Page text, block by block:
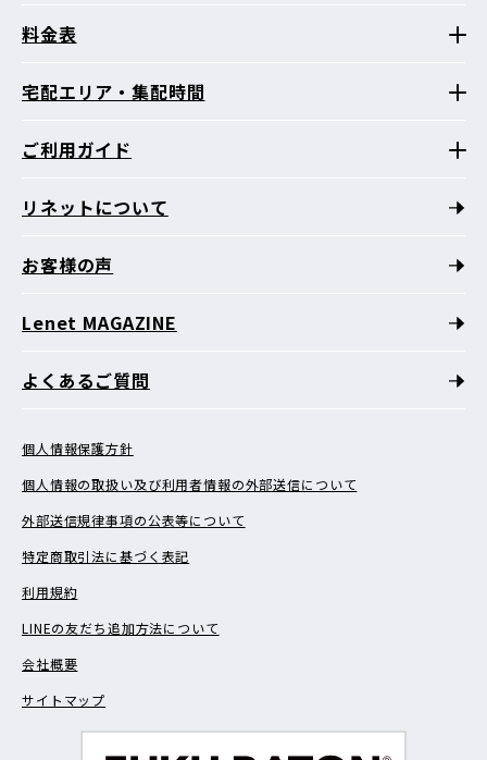
料金表
宅配エリア・集配時間
ご利用ガイド
リネットについて
お客様の声
Lenet MAGAZINE
よくあるご質問
個人情報保護方針
個人情報の取扱い及び利用者情報の外部送信について
外部送信規律事項の公表等について
特定商取引法に基づく表記
利用規約
LINEの友だち追加方法について
会社概要
サイトマップ